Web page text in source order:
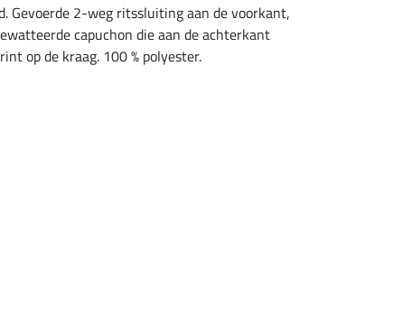
Gevoerde 2-weg ritssluiting aan de voorkant,
capuchon die aan de achterkant
op de kraag. 100 % polyester.